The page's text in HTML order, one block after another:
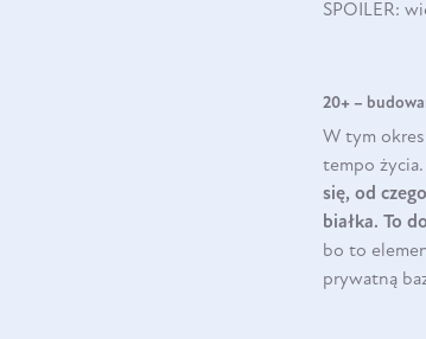
SPOILER:
20+ –
W tym
tempo
się, od
białka. To
bo to
prywatną